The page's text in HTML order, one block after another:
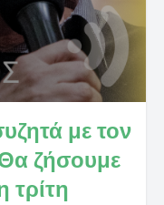
με τον
ζήσουμε
τρίτη